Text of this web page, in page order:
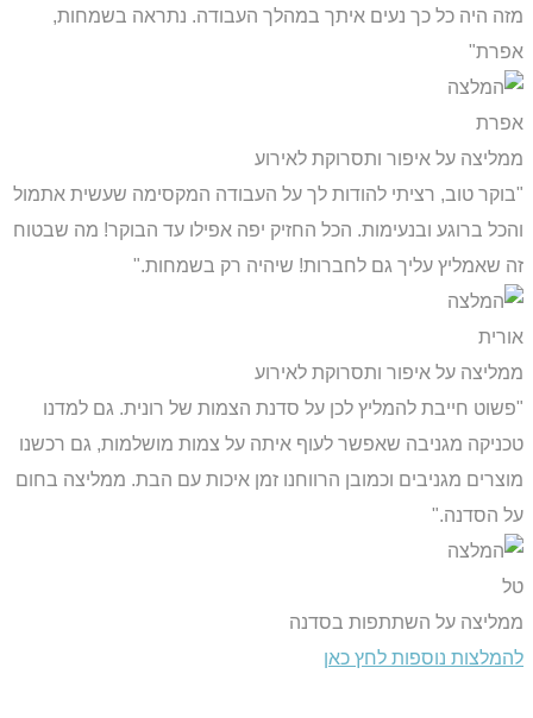
מזה היה כל כך נעים איתך במהלך העבודה. נתראה בשמחות,
אפרת"
אפרת
ממליצה על איפור ותסרוקת לאירוע
"בוקר טוב, רציתי להודות לך על העבודה המקסימה שעשית אתמול
והכל ברוגע ובנעימות. הכל החזיק יפה אפילו עד הבוקר! מה שבטוח
זה שאמליץ עליך גם לחברות! שיהיה רק בשמחות."
אורית
ממליצה על איפור ותסרוקת לאירוע
"פשוט חייבת להמליץ לכן על סדנת הצמות של רונית. גם למדנו
טכניקה מגניבה שאפשר לעוף איתה על צמות מושלמות, גם רכשנו
מוצרים מגניבים וכמובן הרווחנו זמן איכות עם הבת. ממליצה בחום
על הסדנה."
טל
ממליצה על השתתפות בסדנה
להמלצות נוספות לחץ כאן